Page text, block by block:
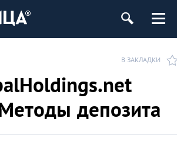
В ЗАКЛАДКИ
депозита